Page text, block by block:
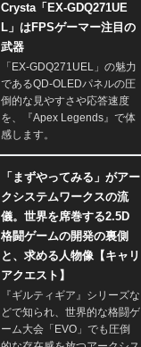
Crysta「EX-GDQ271UE
L」はFPSゲーマー注目の
武器
「EX-GDQ271UEL」の魅力
であるQD-OLEDパネルの圧
倒的な見やすさや応答速度
を、『Apex Legends』で体
感します。
「まずやってみる」がアー
クシステムワークスの流
儀。世界を席巻する2.5D
格闘ゲームの開発の裏側
と、求める人物像【キャリ
アクエスト】
『ギルティギア』シリーズな
どで知られ、世界的な格闘ゲ
ーム大会「EVO」でも圧倒